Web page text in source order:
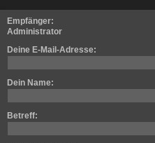
Empfänger:
Administrator
Deine E-Mail-Adresse:
Dein Name:
Betreff: